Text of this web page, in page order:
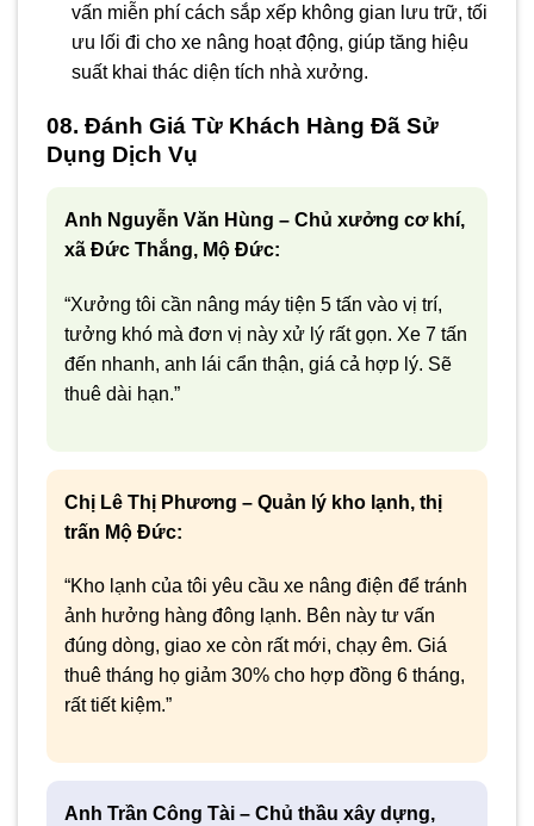
vấn miễn phí cách sắp xếp không gian lưu trữ, tối
ưu lối đi cho xe nâng hoạt động, giúp tăng hiệu
suất khai thác diện tích nhà xưởng.
08. Đánh Giá Từ Khách Hàng Đã Sử
Dụng Dịch Vụ
Anh Nguyễn Văn Hùng – Chủ xưởng cơ khí,
xã Đức Thắng, Mộ Đức:
“Xưởng tôi cần nâng máy tiện 5 tấn vào vị trí,
tưởng khó mà đơn vị này xử lý rất gọn. Xe 7 tấn
đến nhanh, anh lái cẩn thận, giá cả hợp lý. Sẽ
thuê dài hạn.”
Chị Lê Thị Phương – Quản lý kho lạnh, thị
trấn Mộ Đức:
“Kho lạnh của tôi yêu cầu xe nâng điện để tránh
ảnh hưởng hàng đông lạnh. Bên này tư vấn
đúng dòng, giao xe còn rất mới, chạy êm. Giá
thuê tháng họ giảm 30% cho hợp đồng 6 tháng,
rất tiết kiệm.”
Anh Trần Công Tài – Chủ thầu xây dựng,